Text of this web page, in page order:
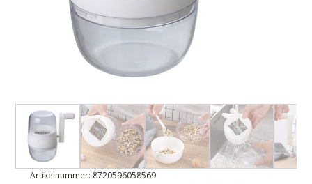
Artikelnummer: 8720596058569